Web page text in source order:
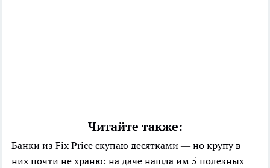
Читайте также:
Банки из Fix Price скупаю десятками — но крупу в
них почти не храню: на даче нашла им 5 полезных